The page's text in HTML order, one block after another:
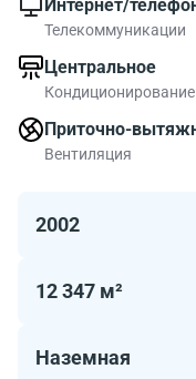
отдельно стоящее
развитой
отдельно стоящее
около него.
Площади офисов до
цене.
Интернет/
Телекоммуникации
Центральное
Кондиционирование
Приточно-
Вентиляция
2002
12 347 м²
Наземная